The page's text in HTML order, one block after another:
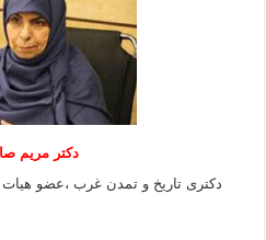
دکتر مریم
دکتری تاریخ و تمدن غرب ،عضو